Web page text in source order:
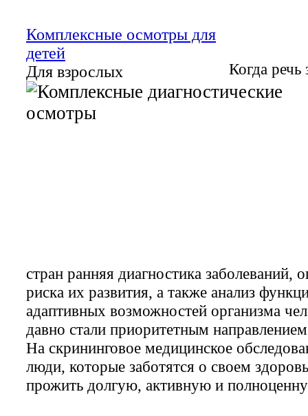
Комплексные осмотры для
детей
Для взрослых
Когда речь
стран ранняя диагностика заболеваний,
риска их развития, а также анализ
адаптивных возможностей организма
давно стали приоритетным
На скрининговое медицинское
люди, которые заботятся о своем
прожить долгую, активную и